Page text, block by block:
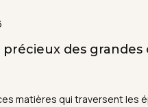
précieux des
matières qui traversent les